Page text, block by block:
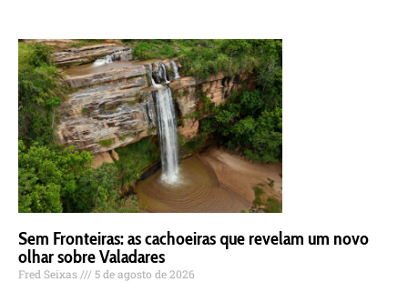
Sem Fronteiras: as cachoeiras que revelam um novo
olhar sobre Valadares
Fred Seixas 5 de agosto de 2026